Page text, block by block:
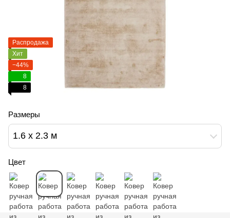
Распродажа
Хит
−44%
8
8
Размеры
1.6 х 2.3 м
Цвет